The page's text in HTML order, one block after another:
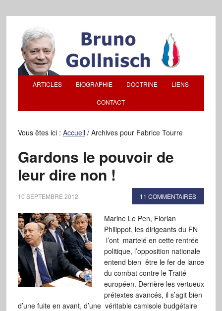
ARTICLES BIOGRAPHIE DOCTRINE LIENS
CONTACT
Vous êtes ici : Accueil /Archives pour Fabrice Tourre
Gardons le pouvoir de
leur dire non !
10 SEPTEMBRE 2012 11 COMMENTAIRES
Marine Le Pen, Florian
Philippot, les dirigeants du FN
l’ont martelé en cette rentrée
politique, l’opposition nationale
entend bien être le fer de lance
du combat contre le Traité
européen. Derrière les vertueux
prétextes avancés, il s’agit bien
d’une fuite en avant, d’une véritable camisole budgétaire